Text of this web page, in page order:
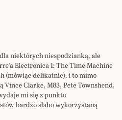
niektórych niespodzianką, ale
Electronica 1: The Time Machine
(mówiąc delikatnie), i to mimo
Vince Clarke, M83, Pete Townshend,
mi się z punktu
bardzo słabo wykorzystaną